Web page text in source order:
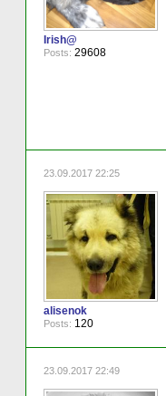
Irish@
Posts: 29608
23.09.2017 22:25
alisenok
Posts: 120
23.09.2017 22:49